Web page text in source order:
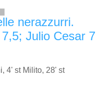
nerazzurri.
Julio Cesar 7
4' st Milito, 28' st